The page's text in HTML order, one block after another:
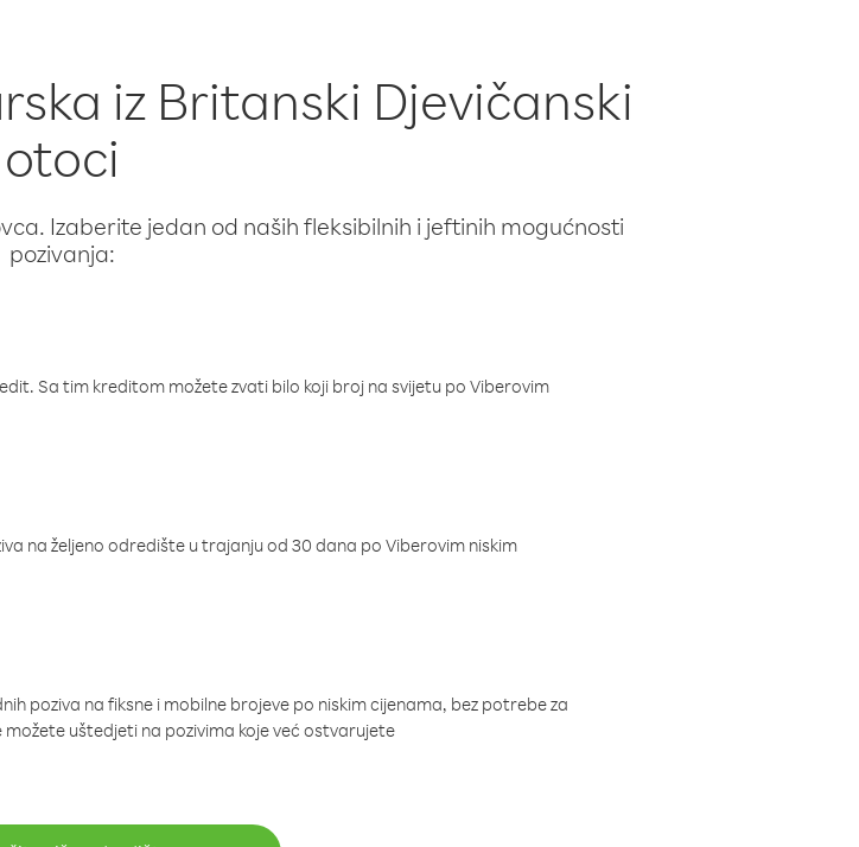
iz Britanski Djevičanski
otoci
Izaberite jedan od naših fleksibilnih i jeftinih mogućnosti
pozivanja:
Sa tim kreditom možete zvati bilo koji broj na svijetu po Viberovim
na željeno odredište u trajanju od 30 dana po Viberovim niskim
poziva na fiksne i mobilne brojeve po niskim cijenama, bez potrebe za
uštedjeti na pozivima koje već ostvarujete